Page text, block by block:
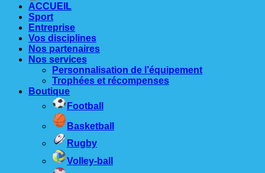
ACCUEIL
Sport
Entreprise
Vos disciplines
Nos partenaires
Nos services
Personnalisation de l’équipement
Trophées et récompenses
Boutique
Football
Basketball
Rugby
Volley-ball